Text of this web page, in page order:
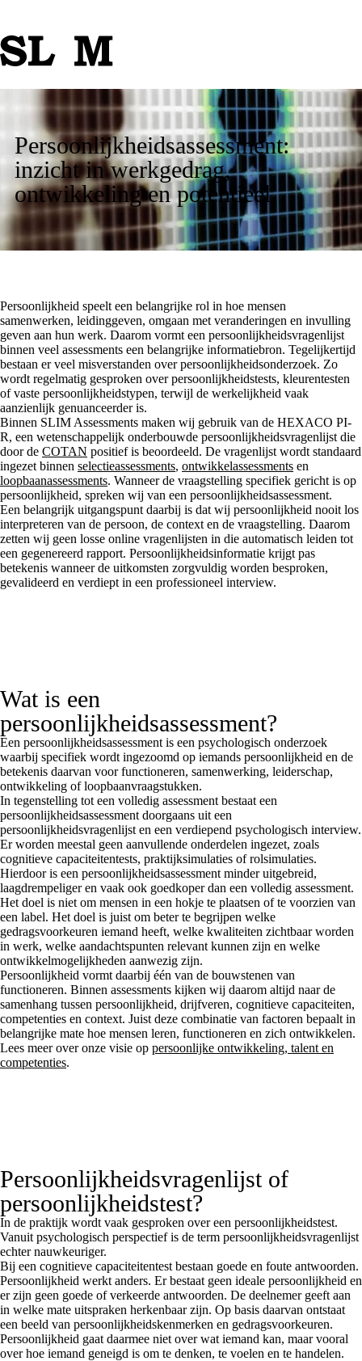
Persoonlijkheidsassessment:
inzicht in werkgedrag,
ontwikkeling en potentieel
Persoonlijkheid speelt een belangrijke rol in hoe mensen
samenwerken, leidinggeven, omgaan met veranderingen en invulling
geven aan hun werk. Daarom vormt een persoonlijkheidsvragenlijst
binnen veel assessments een belangrijke informatiebron. Tegelijkertijd
bestaan er veel misverstanden over persoonlijkheidsonderzoek. Zo
wordt regelmatig gesproken over persoonlijkheidstests, kleurentesten
of vaste persoonlijkheidstypen, terwijl de werkelijkheid vaak
aanzienlijk genuanceerder is.
Binnen SLIM Assessments maken wij gebruik van de HEXACO PI-
R, een wetenschappelijk onderbouwde persoonlijkheidsvragenlijst die
door de COTAN positief is beoordeeld. De vragenlijst wordt standaard
ingezet binnen selectieassessments, ontwikkelassessments en
loopbaanassessments. Wanneer de vraagstelling specifiek gericht is op
persoonlijkheid, spreken wij van een persoonlijkheidsassessment.
Een belangrijk uitgangspunt daarbij is dat wij persoonlijkheid nooit los
interpreteren van de persoon, de context en de vraagstelling. Daarom
zetten wij geen losse online vragenlijsten in die automatisch leiden tot
een gegenereerd rapport. Persoonlijkheidsinformatie krijgt pas
betekenis wanneer de uitkomsten zorgvuldig worden besproken,
gevalideerd en verdiept in een professioneel interview.
Wat is een
persoonlijkheidsassessment?
Een persoonlijkheidsassessment is een psychologisch onderzoek
waarbij specifiek wordt ingezoomd op iemands persoonlijkheid en de
betekenis daarvan voor functioneren, samenwerking, leiderschap,
ontwikkeling of loopbaanvraagstukken.
In tegenstelling tot een volledig assessment bestaat een
persoonlijkheidsassessment doorgaans uit een
persoonlijkheidsvragenlijst en een verdiepend psychologisch interview.
Er worden meestal geen aanvullende onderdelen ingezet, zoals
cognitieve capaciteitentests, praktijksimulaties of rolsimulaties.
Hierdoor is een persoonlijkheidsassessment minder uitgebreid,
laagdrempeliger en vaak ook goedkoper dan een volledig assessment.
Het doel is niet om mensen in een hokje te plaatsen of te voorzien van
een label. Het doel is juist om beter te begrijpen welke
gedragsvoorkeuren iemand heeft, welke kwaliteiten zichtbaar worden
in werk, welke aandachtspunten relevant kunnen zijn en welke
ontwikkelmogelijkheden aanwezig zijn.
Persoonlijkheid vormt daarbij één van de bouwstenen van
functioneren. Binnen assessments kijken wij daarom altijd naar de
samenhang tussen persoonlijkheid, drijfveren, cognitieve capaciteiten,
competenties en context. Juist deze combinatie van factoren bepaalt in
belangrijke mate hoe mensen leren, functioneren en zich ontwikkelen.
Lees meer over onze visie op persoonlijke ontwikkeling, talent en
competenties.
Persoonlijkheidsvragenlijst of
persoonlijkheidstest?
In de praktijk wordt vaak gesproken over een persoonlijkheidstest.
Vanuit psychologisch perspectief is de term persoonlijkheidsvragenlijst
echter nauwkeuriger.
Bij een cognitieve capaciteitentest bestaan goede en foute antwoorden.
Persoonlijkheid werkt anders. Er bestaat geen ideale persoonlijkheid en
er zijn geen goede of verkeerde antwoorden. De deelnemer geeft aan
in welke mate uitspraken herkenbaar zijn. Op basis daarvan ontstaat
een beeld van persoonlijkheidskenmerken en gedragsvoorkeuren.
Persoonlijkheid gaat daarmee niet over wat iemand kan, maar vooral
over hoe iemand geneigd is om te denken, te voelen en te handelen.